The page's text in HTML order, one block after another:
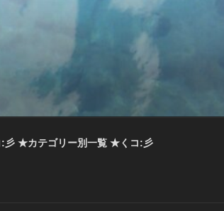
:彡 ★カテゴリー別一覧 ★くコ:彡